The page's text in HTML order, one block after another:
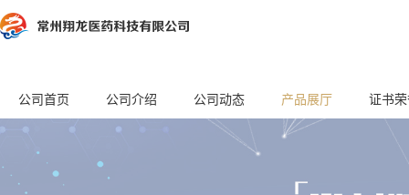
公司首页 公司介绍 公司动态 产品展厅 证书